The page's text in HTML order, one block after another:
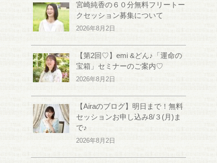
宮崎純香の６０分無料フリートー
クセッション募集について
2026年8月2日
【第2回♡】emi &どん♪「運命の
宝箱」セミナーのご案内♡
2026年8月2日
【Airaのブログ】明日まで！無料
セッションお申し込み8/３(月)ま
で♪
2026年8月2日